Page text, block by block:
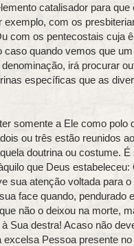
catalisador para
com os
com os pentecostais cuja
quando vemos que
irá procurar
específicas que as
somente a Ele como
ou três estão reunidos
doutrina ou costume.
que Deus
sua atenção voltada para
face quando, pendurado
não o deixou na morte,
Sua destra! Acaso não
Pessoa presente